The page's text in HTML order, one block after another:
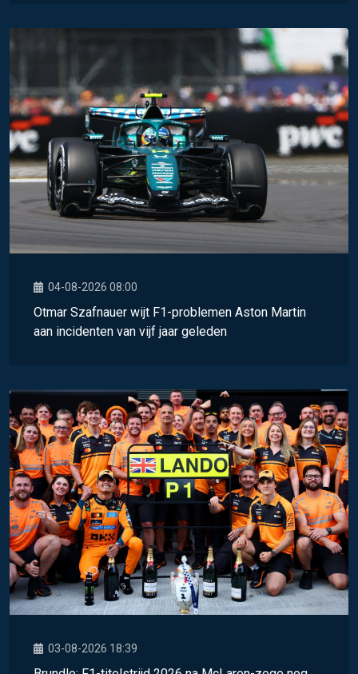
04-08-2026 08:00
Otmar Szafnauer wijt F1-problemen Aston Martin
aan incidenten van vijf jaar geleden
03-08-2026 18:39